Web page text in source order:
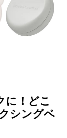
に！どこ
シングベ